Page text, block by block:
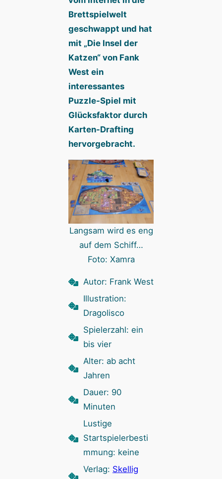
Brettspielwelt
geschwappt und hat
mit „Die Insel der
Katzen“ von Fank
West ein
interessantes
Puzzle-Spiel mit
Glücksfaktor durch
Karten-Drafting
hervorgebracht.
Langsam wird es eng
auf dem Schiff…
Foto: Xamra
Autor: Frank West
Illustration:
Dragolisco
Spielerzahl: ein
bis vier
Alter: ab acht
Jahren
Dauer: 90
Minuten
Lustige
Startspielerbesti
mmung: keine
Verlag: Skellig